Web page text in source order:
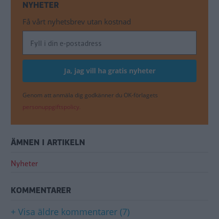
NYHETER
Få vårt nyhetsbrev utan kostnad
Genom att anmäla dig godkänner du OK-förlagets
personuppgiftspolicy.
ÄMNEN I ARTIKELN
Nyheter
KOMMENTARER
+ Visa äldre kommentarer (7)